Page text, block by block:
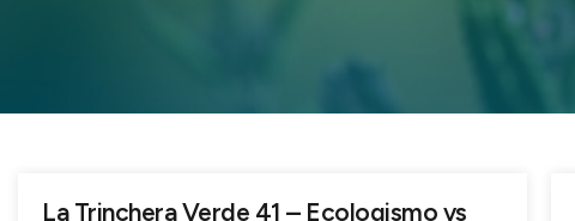
La Trinchera Verde 41 – Ecologismo vs